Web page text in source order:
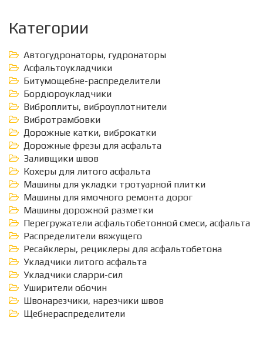
Категории
Автогудронаторы, гудронаторы
Асфальтоукладчики
Битумощебне-распределители
Бордюроукладчики
Виброплиты, виброуплотнители
Вибротрамбовки
Дорожные катки, виброкатки
Дорожные фрезы для асфальта
Заливщики швов
Кохеры для литого асфальта
Машины для укладки тротуарной плитки
Машины для ямочного ремонта дорог
Машины дорожной разметки
Перегружатели асфальтобетонной смеси, асфальта
Распределители вяжущего
Ресайклеры, рециклеры для асфальтобетона
Укладчики литого асфальта
Укладчики сларри-сил
Уширители обочин
Швонарезчики, нарезчики швов
Щебнераспределители